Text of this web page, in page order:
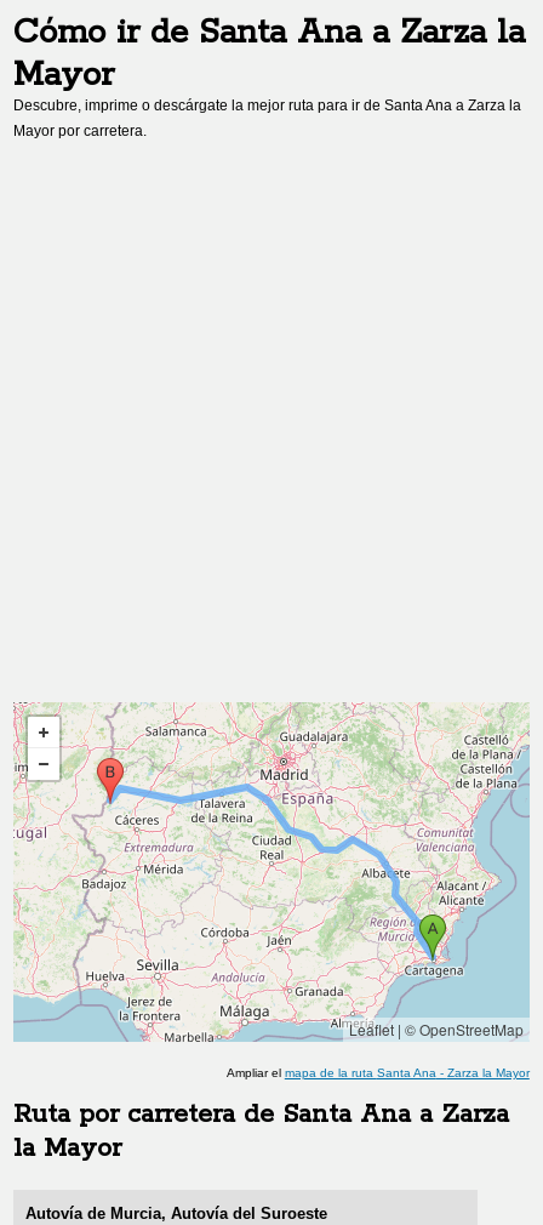
Cómo ir de Santa Anaa Zarza la
Mayor
Descubre, imprime o descárgate la mejor ruta para ir deSanta Ana aZarza la
Mayor por carretera.
Leaflet| © OpenStreetMap
Ampliar el mapa de la ruta Santa Ana - Zarza la Mayor
Ruta por carretera de Santa Anaa Zarza
la Mayor
Autovía de Murcia, Autovía del Suroeste